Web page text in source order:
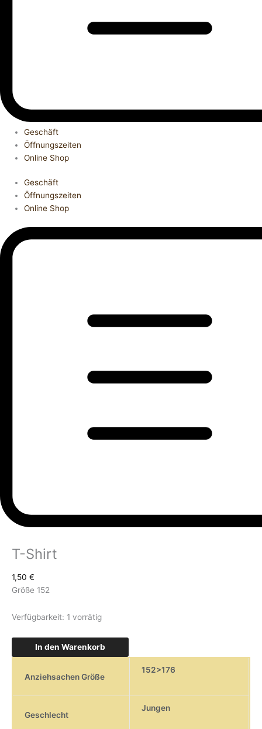
Geschäft
Öffnungszeiten
Online Shop
Geschäft
Öffnungszeiten
Online Shop
T-Shirt
1,50 €
Größe 152
Verfügbarkeit: 1 vorrätig
In den Warenkorb
Anziehsachen Größe
152>176
Geschlecht
Jungen